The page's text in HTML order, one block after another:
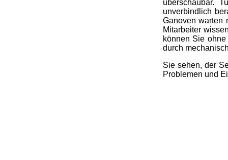
überschaubar.
unverbindlich
Ganoven warten
Mitarbeiter
können Sie
durch
Sie sehen, der
Problemen und